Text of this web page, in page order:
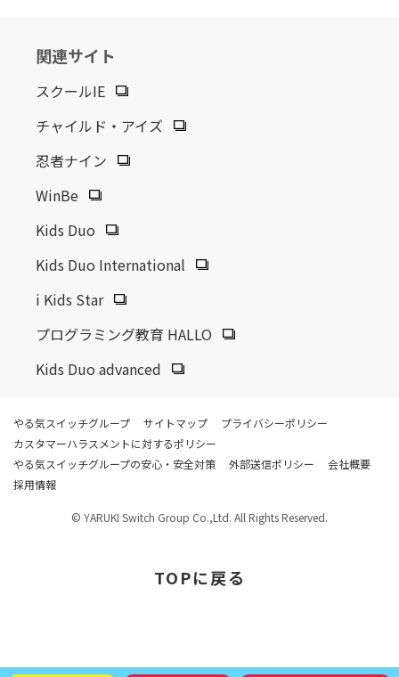
関連サイト
スクールIE
チャイルド・アイズ
忍者ナイン
WinBe
Kids Duo
Kids Duo International
i Kids Star
プログラミング教育 HALLO
Kids Duo advanced
やる気スイッチグループ サイトマップ
プライバシーポリシー
カスタマーハラスメントに対するポリシー
やる気スイッチグループの安心・安全対策
外部送信ポリシー
会社概要
採用情報
© YARUKI Switch Group Co.,Ltd. All Rights Reserved.
TOPに戻る